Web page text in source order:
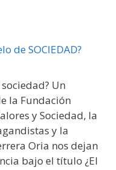
Un
la Fundación
y Sociedad, la
y la
Oria nos dejan
bajo el título ¿El